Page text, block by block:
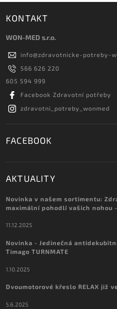
KONTAKT
WON-MED s.r.o.
info@zdravotnicke-potreby-
566 626 220
605 594 999
Facebook Zdravotní potřeby
zdravotni_potreby_wonmed
FACEBOOK
AKTUALITY
Novinka v našem sortimentu:
maximální pohodlí vašich nohou
11.12.2025
Novinka - Jedinečná
Timago TURNMATE
1.10.2025
Dvoumotorové křeslo RELAX již
5.6.2025